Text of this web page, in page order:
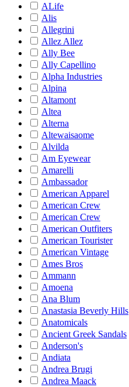
ALife
Alis
Allegrini
Allez Allez
Ally Bee
Ally Capellino
Alpha Industries
Alpina
Altamont
Altea
Alterna
Altewaisaome
Alvilda
Am Eyewear
Amarelli
Ambassador
American Apparel
American Crew
American Crew
American Outfiters
American Tourister
American Vintage
Ames Bros
Ammann
Amoena
Ana Blum
Anastasia Beverly Hills
Anatomicals
Ancient Greek Sandals
Anderson's
Andiata
Andrea Brugi
Andrea Maack